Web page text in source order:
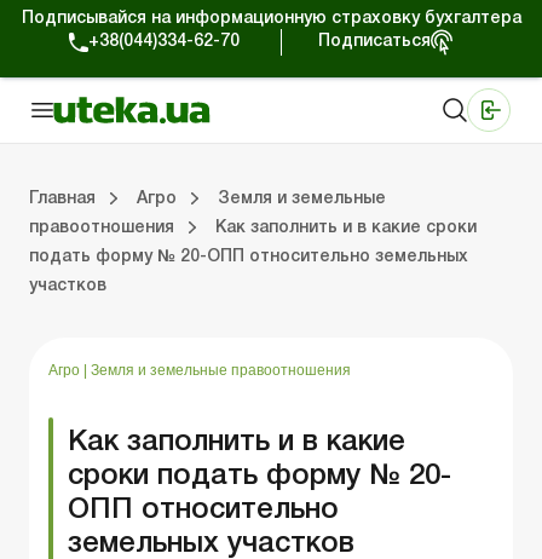
Подписывайся на информационную страховку бухгалтера
+38(044)334-62-70
Подписаться
Главная Агро
Земля и земельные
правоотношения
Как заполнить и в какие сроки
подать форму № 20-ОПП относительно земельных
участков
Агро Земля и земельные правоотношения
Как заполнить и в какие
сроки подать форму № 20-
ОПП относительно
земельных участков